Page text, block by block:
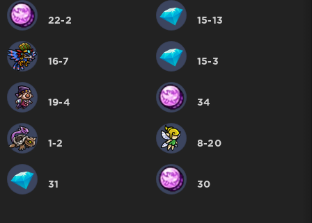
22-2 15-13
16-7 15-3
19-4 34
1-2 8-20
31 30